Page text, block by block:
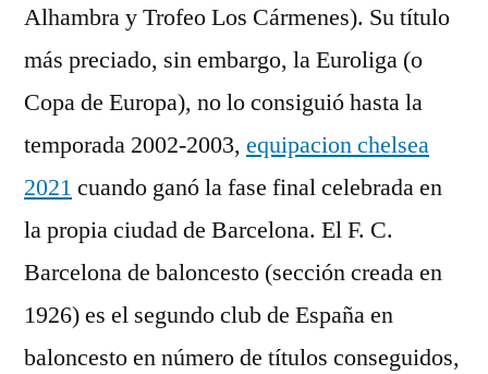
Alhambra y Trofeo Los Cármenes). Su título
más preciado, sin embargo, la Euroliga (o
Copa de Europa), no lo consiguió hasta la
temporada 2002-2003, equipacion chelsea
2021 cuando ganó la fase final celebrada en
la propia ciudad de Barcelona. El F. C.
Barcelona de baloncesto (sección creada en
1926) es el segundo club de España en
baloncesto en número de títulos conseguidos,